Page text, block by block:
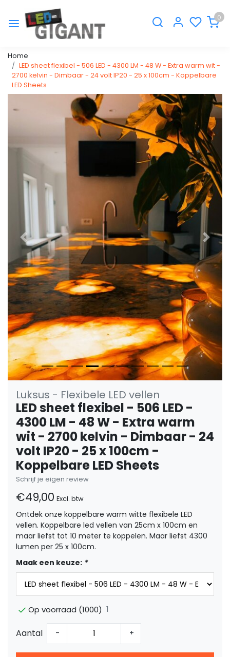
0
Home
LED sheet flexibel - 506 LED - 4300 LM - 48 W - Extra warm wit -
2700 kelvin - Dimbaar - 24 volt IP20 - 25 x 100cm - Koppelbare
LED Sheets
Vorige
Luksus - Flexibele LED vellen
LED sheet flexibel - 506 LED -
4300 LM - 48 W - Extra warm
wit - 2700 kelvin - Dimbaar - 24
volt IP20 - 25 x 100cm -
Koppelbare LED Sheets
Schrijf je eigen review
€49,00 Excl. btw
Ontdek onze koppelbare warm witte flexibele LED
vellen. Koppelbare led vellen van 25cm x 100cm en
maar liefst tot 10 meter te koppelen. Maar liefst 4300
lumen per 25 x 100cm.
Maak een keuze: *
Op voorraad (1000) 1
Aantal - +